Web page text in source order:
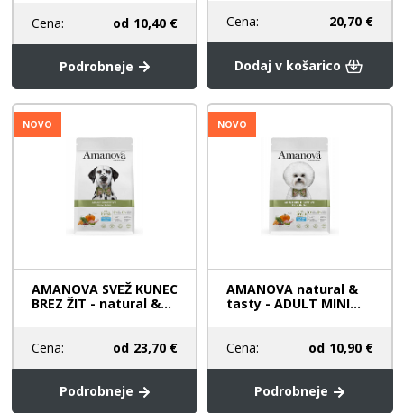
Cena: od 10,40 €
Podrobneje
Cena: 20,70 €
Dodaj v košarico
NOVO
AMANOVA SVEŽ KUNEC
BREZ ŽIT - natural &...
Cena: od 23,70 €
Podrobneje
NOVO
AMANOVA natural &
tasty - ADULT MINI...
Cena: od 10,90 €
Podrobneje